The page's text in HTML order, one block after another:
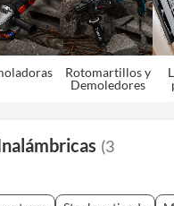
Rotomartillos y
Demoledores
(3